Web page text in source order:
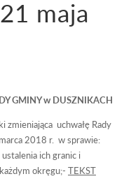
maja
GMINY w DUSZNIKACH
uchwałę Rady
2018 r. w sprawie:
ich granic i
okręgu;- TEKST